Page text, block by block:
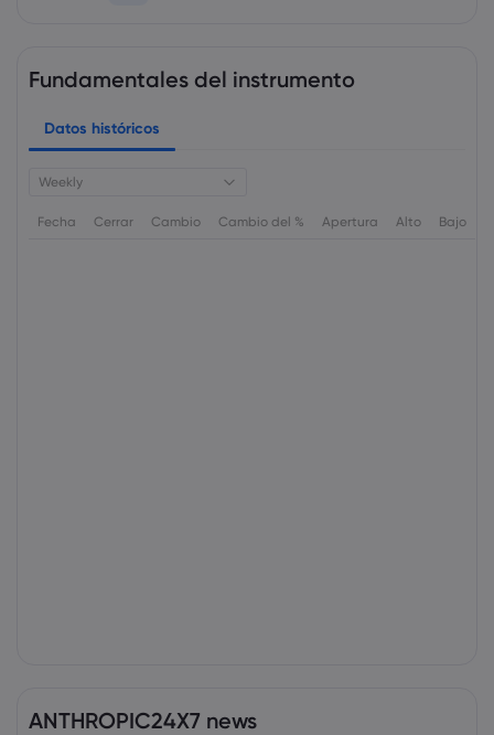
Fundamentales del instrumento
Datos históricos
Weekly
Fecha Cerrar Cambio Cambio del % Apertura Alto Bajo
ANTHROPIC24X7 news